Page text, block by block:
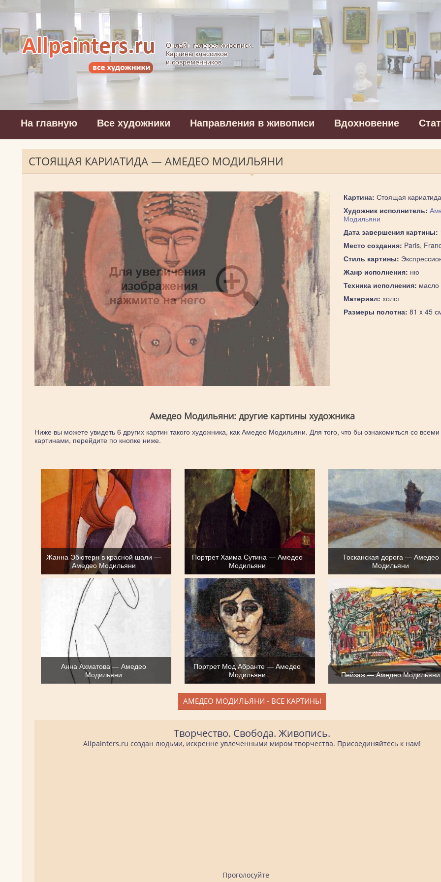
Allpainters.ru - картинная галерея
Онлайн галерея живописи.
Картины классиков
и современников
На главную Все художники Направления в живописи Вдохновение
СТОЯЩАЯ КАРИАТИДА — АМЕДЕО МОДИЛЬЯНИ
Картина: Стоящая кариатида
Художник исполнитель:
Модильяни
Дата завершения картины:
Место создания: Paris,
Стиль картины:
Жанр исполнения: ню
Техника исполнения: масло
Материал: холст
Размеры полотна: 81 x 45
Амедео Модильяни: другие картины художника
Ниже вы можете увидеть 6 других картин такого художника, как Амедео Модильяни. Для того, что бы ознакомиться со всеми
картинами, перейдите по кнопке ниже.
Жанна Эбютерн в красной шали —
Амедео Модильяни
Портрет Хаима Сутина — Амедео
Модильяни
Тосканская дорога — Амедео
Модильяни
Анна Ахматова — Амедео
Модильяни
Портрет Мод Абранте — Амедео
Модильяни
Пейзаж — Амедео Модильяни
АМЕДЕО МОДИЛЬЯНИ - ВСЕ КАРТИНЫ
Творчество. Свобода. Живопись.
Allpainters.ru создан людьми, искренне увлеченными миром творчества. Присоединяйтесь к нам!
Проголосуйте